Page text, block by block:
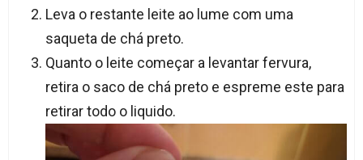
Leva o restante leite ao lume com uma
saqueta de chá preto.
Quanto o leite começar a levantar fervura,
retira o saco de chá preto e espreme este para
retirar todo o liquido.